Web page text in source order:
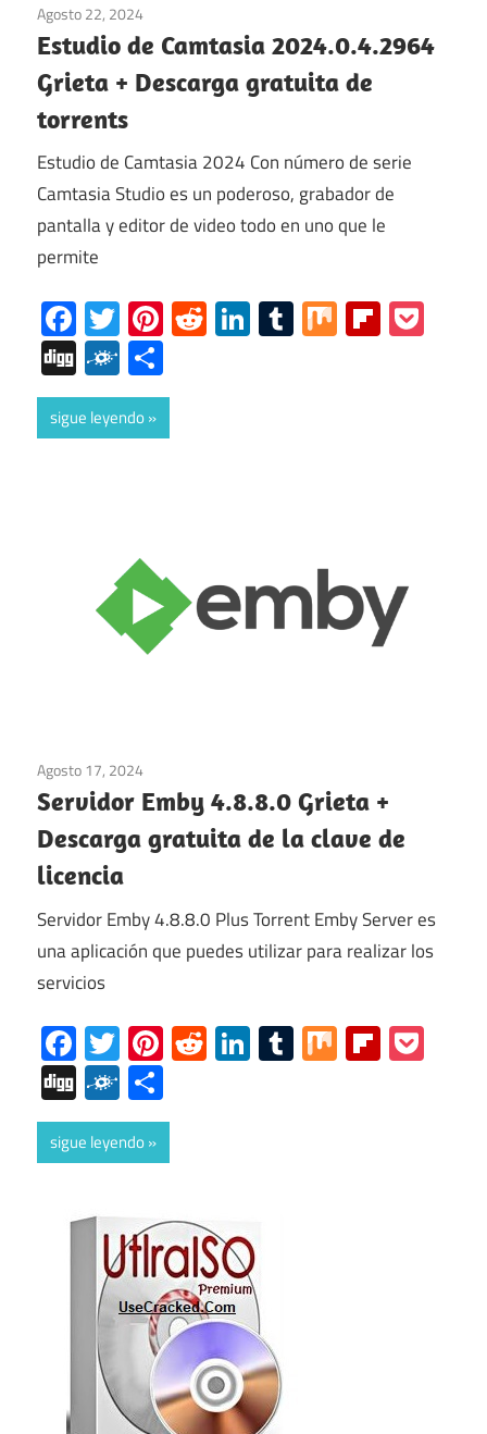
Agosto 22, 2024
Estudio de Camtasia 2024.0.4.2964
Grieta + Descarga gratuita de
torrents
Estudio de Camtasia 2024 Con número de serie
Camtasia Studio es un poderoso, grabador de
pantalla y editor de video todo en uno que le
permite
Facebook
Twitter
Pinterest
RedditLinkedIn
Tumblr
Mix
DiggFolkd
sigue leyendo
Agosto 17, 2024
Servidor Emby 4.8.8.0 Grieta +
Descarga gratuita de la clave de
licencia
Servidor Emby 4.8.8.0 Plus Torrent Emby Server es
una aplicación que puedes utilizar para realizar los
servicios
Facebook
Twitter
Pinterest
RedditLinkedIn
Tumblr
Mix
DiggFolkd
sigue leyendo